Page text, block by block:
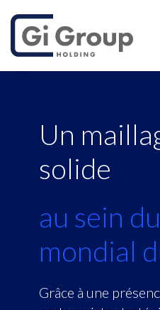
Un
solide
au sein
mondial
Grâce à une